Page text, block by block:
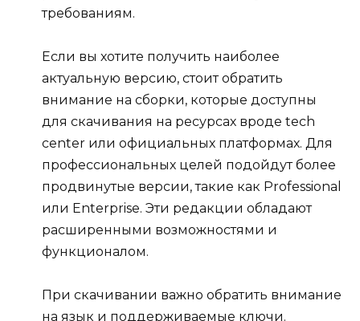
требованиям.
Если вы хотите получить наиболее
актуальную версию, стоит обратить
внимание на сборки, которые доступны
для скачивания на ресурсах вроде tech
center или официальных платформах. Для
профессиональных целей подойдут более
продвинутые версии, такие как Professional
или Enterprise. Эти редакции обладают
расширенными возможностями и
функционалом.
При скачивании важно обратить внимание
на язык и поддерживаемые ключи.